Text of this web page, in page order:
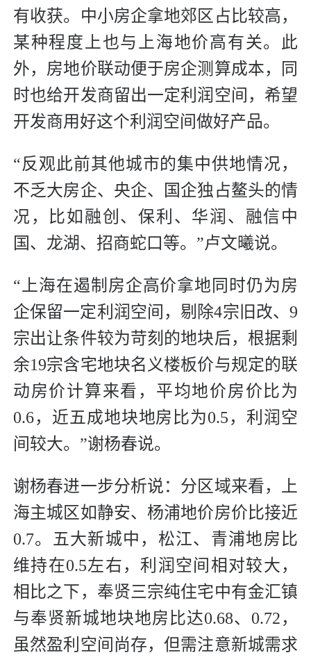
有收获。中小房企拿地郊区占比较高，
某种程度上也与上海地价高有关。此
外，房地价联动便于房企测算成本，同
时也给开发商留出一定利润空间，希望
开发商用好这个利润空间做好产品。
“反观此前其他城市的集中供地情况，
不乏大房企、央企、国企独占鳌头的情
况，比如融创、保利、华润、融信中
国、龙湖、招商蛇口等。”卢文曦说。
“上海在遏制房企高价拿地同时仍为房
企保留一定利润空间，剔除4宗旧改、9
宗出让条件较为苛刻的地块后，根据剩
余19宗含宅地块名义楼板价与规定的联
动房价计算来看，平均地价房价比为
0.6，近五成地块地房比为0.5，利润空
间较大。”谢杨春说。
谢杨春进一步分析说：分区域来看，上
海主城区如静安、杨浦地价房价比接近
0.7。五大新城中，松江、青浦地房比
维持在0.5左右，利润空间相对较大，
相比之下，奉贤三宗纯住宅中有金汇镇
与奉贤新城地块地房比达0.68、0.72，
虽然盈利空间尚存，但需注意新城需求